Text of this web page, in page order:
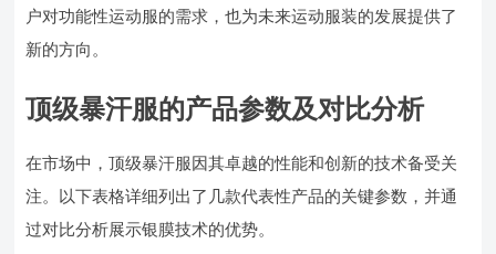
户对功能性运动服的需求，也为未来运动服装的发展提供了
新的方向。
顶级暴汗服的产品参数及对比分析
在市场中，顶级暴汗服因其卓越的性能和创新的技术备受关
注。以下表格详细列出了几款代表性产品的关键参数，并通
过对比分析展示银膜技术的优势。